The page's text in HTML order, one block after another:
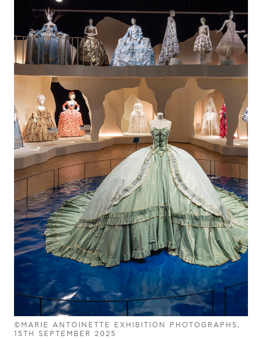
©MARIE ANTOINETTE EXHIBITION PHOTOGRAPHS,
15TH SEPTEMBER 2025